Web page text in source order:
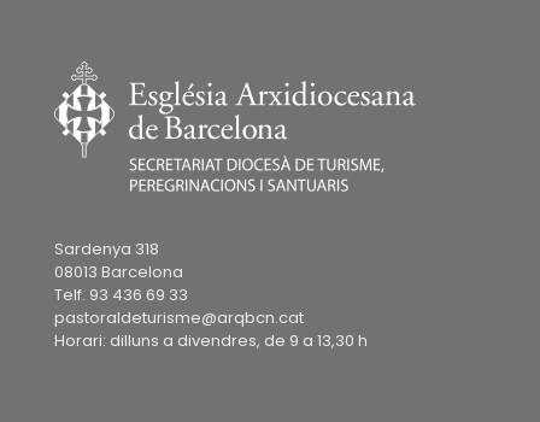
Sardenya 318
08013 Barcelona
Telf. 93 436 69 33
pastoraldeturisme@arqbcn.cat
Horari: dilluns a divendres, de 9 a 13,30 h